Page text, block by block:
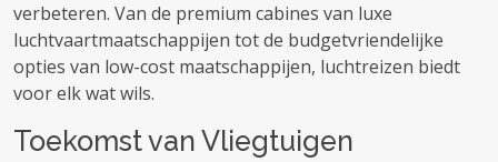
verbeteren. Van de premium cabines van luxe
luchtvaartmaatschappijen tot de budgetvriendelijke
opties van low-cost maatschappijen, luchtreizen biedt
voor elk wat wils.
Toekomst van Vliegtuigen